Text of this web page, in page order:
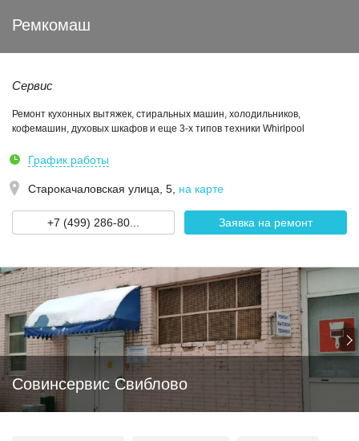
Ремкомаш
Сервис
Ремонт кухонных вытяжек, стиральных машин, холодильников,
кофемашин, духовых шкафов и еще 3-х типов техники Whirlpool
График работы
Старокачаловская улица, 5 на карте
+7 (499) 286-80... Заявка на ремонт
Совинсервис Свиблово